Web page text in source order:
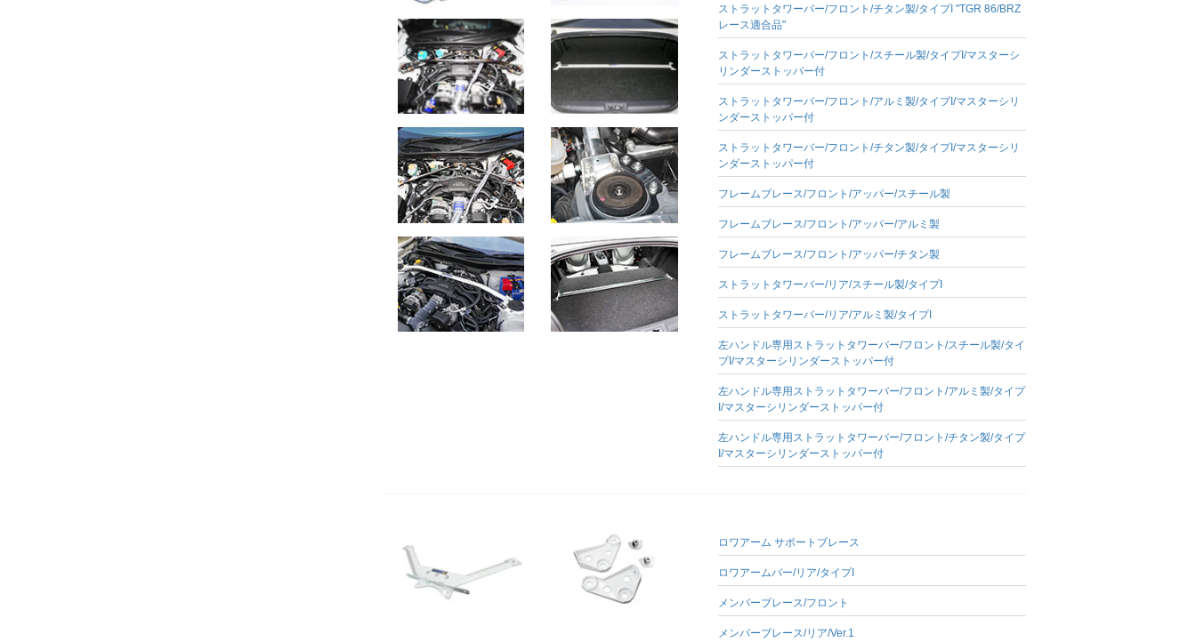
ストラットタワーバー/フロント/チタン製/タイプI "TGR 86/BRZ
レース適合品"
ストラットタワーバー/フロント/スチール製/タイプI/マスターシ
リンダーストッパー付
ストラットタワーバー/フロント/アルミ製/タイプI/マスターシリ
ンダーストッパー付
ストラットタワーバー/フロント/チタン製/タイプI/マスターシリ
ンダーストッパー付
フレームブレース/フロント/アッパー/スチール製
フレームブレース/フロント/アッパー/アルミ製
フレームブレース/フロント/アッパー/チタン製
ストラットタワーバー/リア/スチール製/タイプI
ストラットタワーバー/リア/アルミ製/タイプI
左ハンドル専用ストラットタワーバー/フロント/スチール製/タイ
プI/マスターシリンダーストッパー付
左ハンドル専用ストラットタワーバー/フロント/アルミ製/タイプ
I/マスターシリンダーストッパー付
左ハンドル専用ストラットタワーバー/フロント/チタン製/タイプ
I/マスターシリンダーストッパー付
ロワアーム サポートブレース
ロワアームバー/リア/タイプI
メンバーブレース/フロント
メンバーブレース/リア/Ver.1